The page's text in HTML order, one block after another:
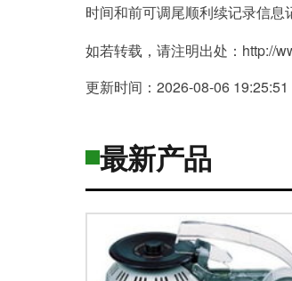
时间和前可调尾顺利续记录信息
如若转载，请注明出处：http://
更新时间：2026-08-06 19:25:51
最新产品